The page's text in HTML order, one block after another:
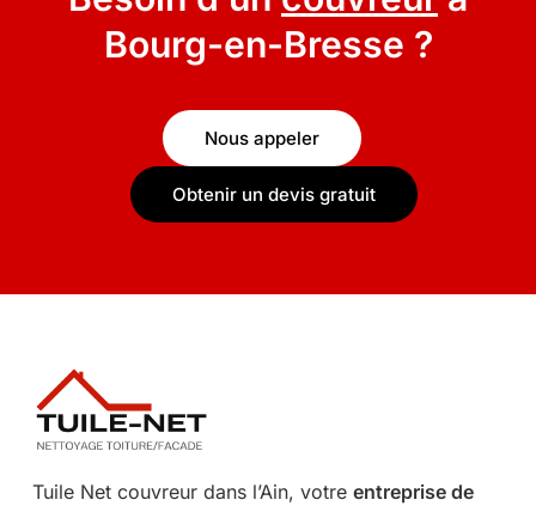
Bourg-en-Bresse ?
Nous appeler
Obtenir un devis gratuit
Tuile Net couvreur dans l’Ain, votre entreprise de